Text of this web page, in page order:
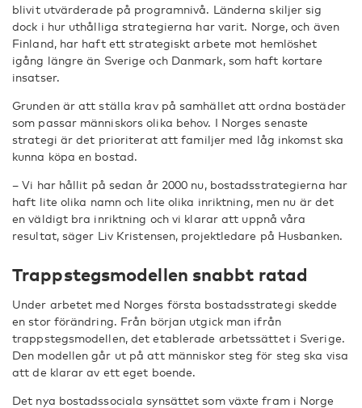
blivit utvärderade på programnivå. Länderna skiljer sig
dock i hur uthålliga strategierna har varit. Norge, och även
Finland, har haft ett strategiskt arbete mot hemlöshet
igång längre än Sverige och Danmark, som haft kortare
insatser.
Grunden är att ställa krav på samhället att ordna bostäder
som passar människors olika behov. I Norges senaste
strategi är det prioriterat att familjer med låg inkomst ska
kunna köpa en bostad.
– Vi har hållit på sedan år 2000 nu, bostadsstrategierna har
haft lite olika namn och lite olika inriktning, men nu är det
en väldigt bra inriktning och vi klarar att uppnå våra
resultat, säger Liv Kristensen, projektledare på Husbanken.
Trappstegsmodellen snabbt ratad
Under arbetet med Norges första bostadsstrategi skedde
en stor förändring. Från början utgick man ifrån
trappstegsmodellen, det etablerade arbetssättet i Sverige.
Den modellen går ut på att människor steg för steg ska visa
att de klarar av ett eget boende.
Det nya bostadssociala synsättet som växte fram i Norge